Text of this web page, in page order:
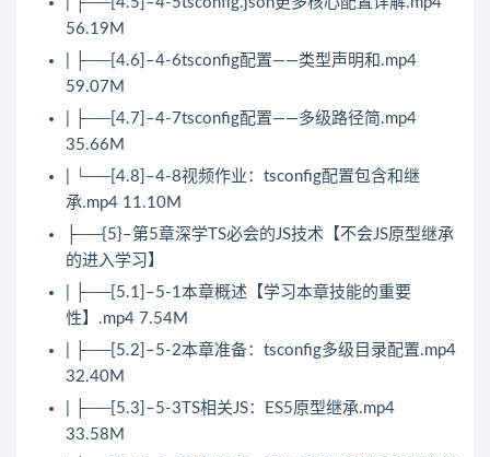
56.19M
| ├──[4.6]–4-6tsconfig配置——类型声明和.mp4
59.07M
| ├──[4.7]–4-7tsconfig配置——多级路径简.mp4
35.66M
| └──[4.8]–4-8视频作业：tsconfig配置包含和继
承.mp4 11.10M
├──{5}–第5章深学TS必会的JS技术【不会JS原型继承
的进入学习】
| ├──[5.1]–5-1本章概述【学习本章技能的重要
性】.mp4 7.54M
| ├──[5.2]–5-2本章准备：tsconfig多级目录配置.mp4
32.40M
| ├──[5.3]–5-3TS相关JS：ES5原型继承.mp4
33.58M